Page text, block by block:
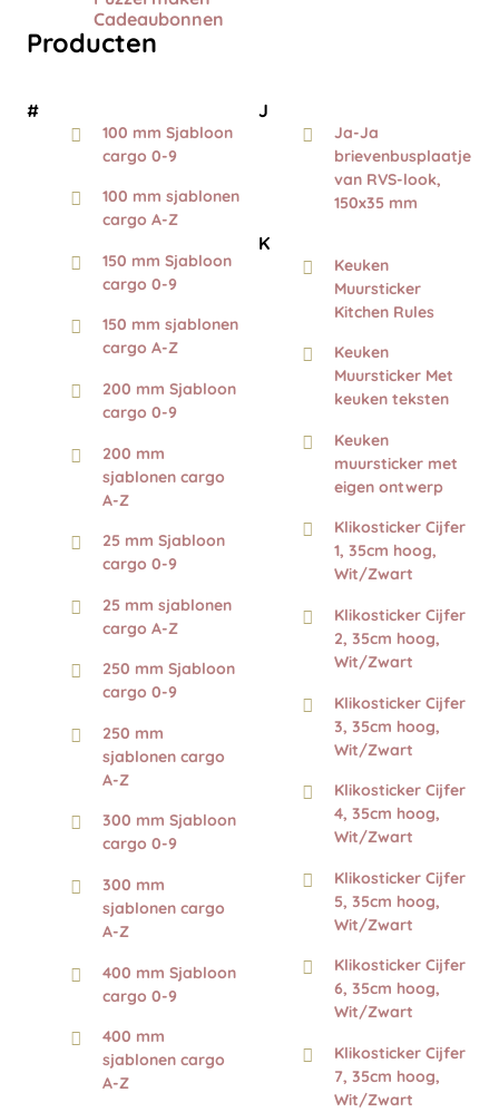
Cadeaubonnen
Producten
#
100 mm Sjabloon
cargo 0-9
100 mm sjablonen
cargo A-Z
150 mm Sjabloon
cargo 0-9
150 mm sjablonen
cargo A-Z
200 mm Sjabloon
cargo 0-9
200 mm
sjablonen cargo
A-Z
25 mm Sjabloon
cargo 0-9
25 mm sjablonen
cargo A-Z
250 mm Sjabloon
cargo 0-9
250 mm
sjablonen cargo
A-Z
300 mm Sjabloon
cargo 0-9
300 mm
sjablonen cargo
A-Z
400 mm Sjabloon
cargo 0-9
400 mm
sjablonen cargo
A-Z
J
Ja-Ja
brievenbusplaatje
van RVS-look,
150x35 mm
K
Keuken
Muursticker
Kitchen Rules
Keuken
Muursticker Met
keuken teksten
Keuken
muursticker met
eigen ontwerp
Klikosticker Cijfer
1, 35cm hoog,
Wit/Zwart
Klikosticker Cijfer
2, 35cm hoog,
Wit/Zwart
Klikosticker Cijfer
3, 35cm hoog,
Wit/Zwart
Klikosticker Cijfer
4, 35cm hoog,
Wit/Zwart
Klikosticker Cijfer
5, 35cm hoog,
Wit/Zwart
Klikosticker Cijfer
6, 35cm hoog,
Wit/Zwart
Klikosticker Cijfer
7, 35cm hoog,
Wit/Zwart